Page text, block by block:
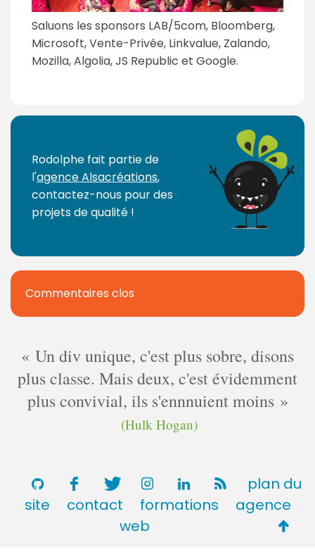
Saluons les sponsors LAB/5com, Bloomberg,
Microsoft, Vente-Privée, Linkvalue, Zalando,
Mozilla, Algolia, JS Republic et Google.
Rodolphe fait partie de
l'agence Alsacréations,
contactez-nous pour des
projets de qualité !
Commentaires clos
Un div unique, c'est plus sobre, disons
plus classe. Mais deux, c'est évidemment
plus convivial, ils s'ennnuient moins
(Hulk Hogan)
plan du
site
contact formations
agence
web